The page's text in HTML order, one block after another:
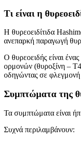
Τι είναι η
Η θυρεοειδίτιδα
ανεπαρκή παραγωγή
Ο θυρεοειδής είναι
ορμονών (θυροξίνη – T4
οδηγώντας σε
Συμπτώματα της
Τα συμπτώματα είναι
Συχνά περιλαμβάνουν: